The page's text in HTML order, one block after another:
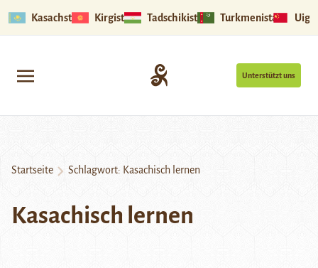
Kasachstan Kirgistan Tadschikistan Turkmenistan
Unterstützt uns
Startseite Schlagwort: Kasachisch lernen
Kasachisch lernen